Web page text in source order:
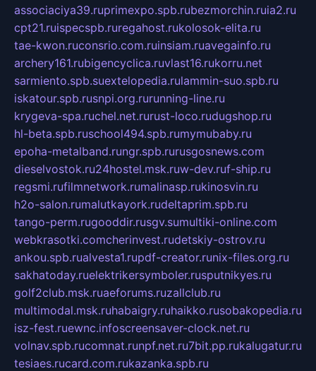
associaciya39.ruprimexpo.spb.rubezmorchin.ruia2.ru
cpt21.ruispecspb.ruregahost.rukolosok-elita.ru
tae-kwon.ruconsrio.com.ruinsiam.ruavegainfo.ru
archery161.rubigencyclica.ruvlast16.rukorru.net
sarmiento.spb.suextelopedia.rulammin-suo.spb.ru
iskatour.spb.rusnpi.org.rurunning-line.ru
krygeva-spa.ruchel.net.rurust-loco.rudugshop.ru
hl-beta.spb.ruschool494.spb.rumymubaby.ru
epoha-metalband.rungr.spb.rurusgosnews.com
dieselvostok.ru24hostel.msk.ruw-dev.ruf-ship.ru
regsmi.rufilmnetwork.rumalinasp.rukinosvin.ru
h2o-salon.rumalutkayork.rudeltaprim.spb.ru
tango-perm.rugooddir.rusgv.sumultiki-online.com
webkrasotki.comcherinvest.rudetskiy-ostrov.ru
ankou.spb.rualvesta1.rupdf-creator.runix-files.org.ru
sakhatoday.ruelektrikersymboler.rusputnikyes.ru
golf2club.msk.ruaeforums.ruzallclub.ru
multimodal.msk.ruhabaigry.ruhaikko.rusobakopedia.ru
isz-fest.ruewnc.infoscreensaver-clock.net.ru
volnav.spb.rucomnat.runpf.net.ru7bit.pp.rukalugatur.ru
tesiaes.rucard.com.rukazanka.spb.ru